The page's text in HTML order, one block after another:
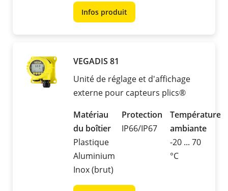
Infos produit
VEGADIS 81
Unité de réglage et d'affichage
externe pour capteurs plics®
Matériau
du boîtier
Plastique
Aluminium
Inox (brut)
Protection
IP66/IP67
Température
ambiante
-20 ... 70
°C